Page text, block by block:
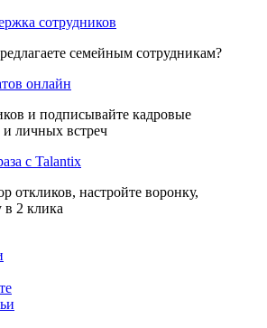
сотрудников
семейным сотрудникам?
онлайн
и подписывайте кадровые
и личных встреч
с Talantix
откликов, настройте воронку,
в 2 клика